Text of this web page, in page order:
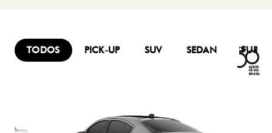
TODOS PICK-UP SUV SEDAN